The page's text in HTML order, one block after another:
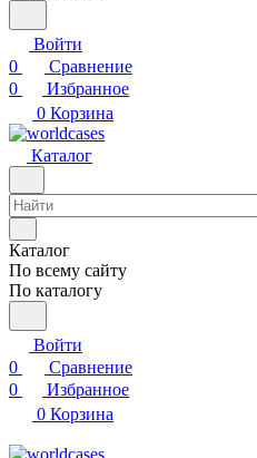
Войти
0
Сравнение
0
Избранное
0 Корзина
Каталог
Каталог
По всему сайту
По каталогу
Войти
0
Сравнение
0
Избранное
0 Корзина